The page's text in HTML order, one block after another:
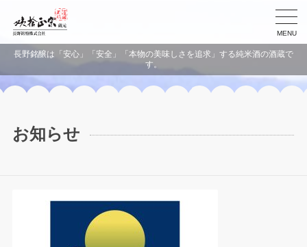
MENU
長野銘醸は「安心」「安全」「本物の美味しさを追求」する純米酒の酒蔵で
す。
お知らせ